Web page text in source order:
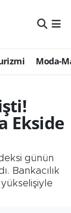
Moda-
Ekside
günün
Bankacılık
ve Fikstür